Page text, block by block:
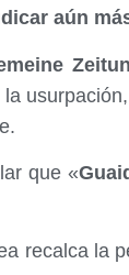
aún
que «
recalca la